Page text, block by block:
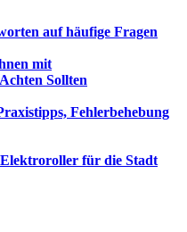
auf häufige Fragen
mit
Sollten
Fehlerbehebung
für die Stadt